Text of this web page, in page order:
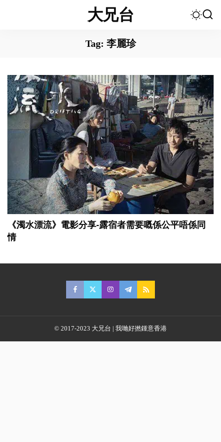
大兄台
Tag: 李麗珍
《濁水漂流》電影分享-露宿者需要嘅係公平唔係同
情
© 2017-2023 大兄台 | 我哋好撚鍾意香港